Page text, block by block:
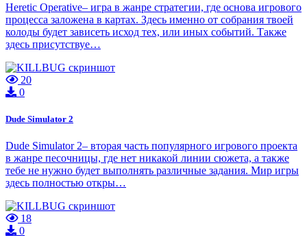
Heretic Operative– игра в жанре стратегии, где основа игрового
процесса заложена в картах. Здесь именно от собрания твоей
колоды будет зависеть исход тех, или иных событий. Также
здесь присутствуе…
20
0
Dude Simulator 2
Dude Simulator 2– вторая часть популярного игрового проекта
в жанре песочницы, где нет никакой линии сюжета, а также
тебе не нужно будет выполнять различные задания. Мир игры
здесь полностью откры…
18
0